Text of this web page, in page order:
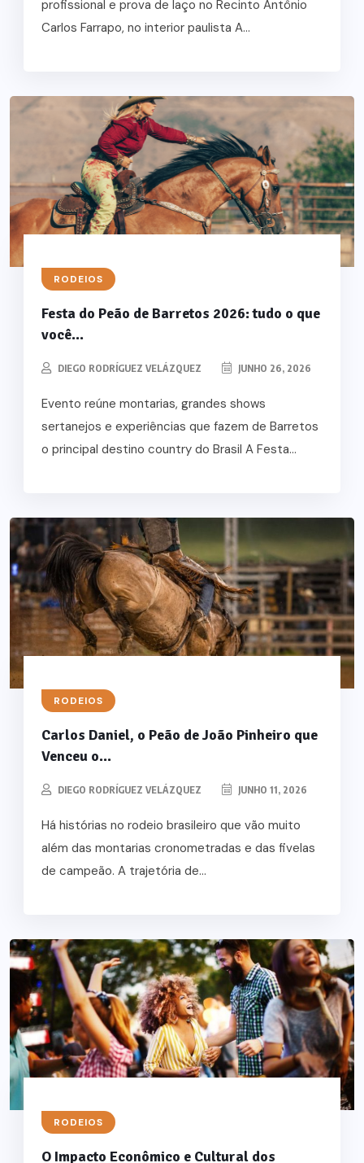
profissional e prova de laço no Recinto Antônio
Carlos Farrapo, no interior paulista A...
RODEIOS
Festa do Peão de Barretos 2026: tudo o que
você...
DIEGO RODRÍGUEZ VELÁZQUEZ JUNHO 26, 2026
Evento reúne montarias, grandes shows
sertanejos e experiências que fazem de Barretos
o principal destino country do Brasil A Festa...
RODEIOS
Carlos Daniel, o Peão de João Pinheiro que
Venceu o...
DIEGO RODRÍGUEZ VELÁZQUEZ JUNHO 11, 2026
Há histórias no rodeio brasileiro que vão muito
além das montarias cronometradas e das fivelas
de campeão. A trajetória de...
RODEIOS
O Impacto Econômico e Cultural dos